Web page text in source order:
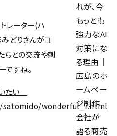
レーター(ハ
みどりさんがコ
ちとの交流や刺
ですね。
たい
wonderful_7.html
れが、今
もっとも
強力なAI
対策にな
る理由｜
広島のホ
ームペー
ジ制作
会社が
語る商売